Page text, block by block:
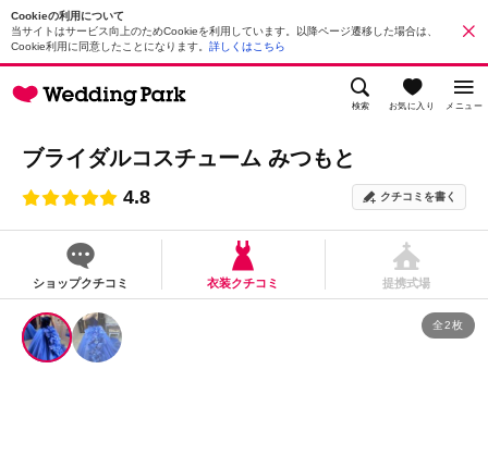
Cookieの利用について
当サイトはサービス向上のためCookieを利用しています。以降ページ遷移した場合は、
Cookie利用に同意したことになります。 詳しくはこちら
検索 お気に入り メニュー
ブライダルコスチューム みつもと
4.8 クチコミを書く
ショップクチコミ 衣装クチコミ 提携式場
全2枚